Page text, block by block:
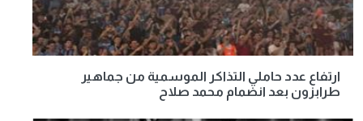
ارتفاع عدد حاملي التذاكر الموسمية من جماهير
طرابزون بعد انضمام محمد صلاح